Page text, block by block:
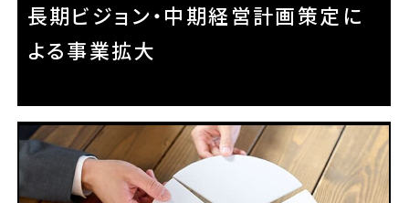
長期ビジョン・中期経営計画策定に
よる事業拡大